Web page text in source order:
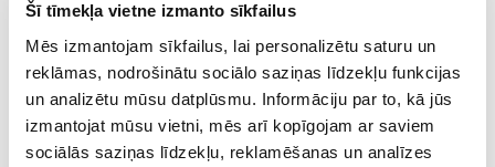
Šī tīmekļa vietne izmanto sīkfailus
Mēs izmantojam sīkfailus, lai personalizētu saturu un
reklāmas, nodrošinātu sociālo saziņas līdzekļu funkcijas
un analizētu mūsu datplūsmu. Informāciju par to, kā jūs
izmantojat mūsu vietni, mēs arī kopīgojam ar saviem
sociālās saziņas līdzekļu, reklamēšanas un analīzes
Savukārt 24. un 25.aprīlī “Arēnā Rīga” gaidāmas
pārbaudes spēles ar Slovākijas izlasi.
“Biļešu servisa” tirdzniecības vietās un internetā sākta
biļešu pārdošana uz Rīgā gaidāmajām spēlēm.